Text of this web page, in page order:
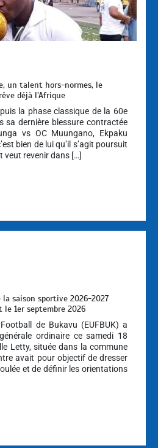
un talent hors-normes, le
déjà l’Afrique
la phase classique de la 60e
sa dernière blessure contractée
vs OC Muungano, Ekpaku
bien de lui qu’il s’agit poursuit
veut revenir dans […]
la saison sportive 2026-2027
1er septembre 2026
de Bukavu (EUFBUK) a
ordinaire ce samedi 18
Letty, située dans la commune
avait pour objectif de dresser
et de définir les orientations